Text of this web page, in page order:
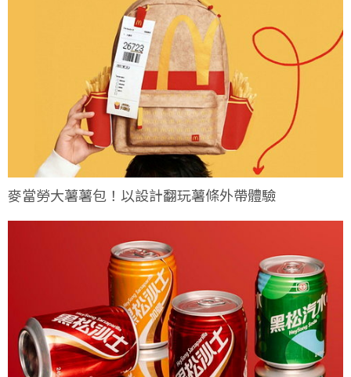
麥當勞大薯薯包！以設計翻玩薯條外帶體驗